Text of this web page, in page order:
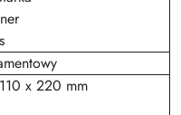
x 220 mm